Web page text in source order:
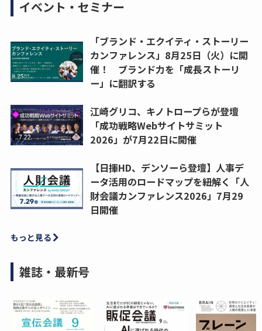
イベント・セミナー
「ブランド・エクイティ・ストーリー
カンファレンス」8月25日（火）に開
催！ ブランド力を「成長ストーリ
ー」に翻訳する
江崎グリコ、キノトロープらが登壇
「成功戦略Webサイトサミット
2026」が7月22日に開催
【日揮HD、デンソーら登壇】人事デ
ータ活用のロードマップを紐解く「人
財会議カンファレンス2026」7月29
日開催
もっと見る
雑誌・最新号